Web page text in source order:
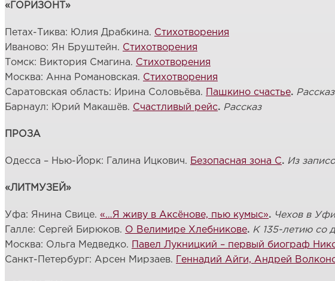
«ГОРИЗОНТ»
Петах-Тиква: Юлия Драбкина. Стихотворения
Иваново: Ян Бруштейн. Стихотворения
Томск: Виктория Смагина. Стихотворения
Москва: Анна Романовская. Стихотворения
Саратовская область: Ирина Соловьёва. Пашкино счастье. Рассказ
Барнаул: Юрий Макашёв. Счастливый рейс. Рассказ
ПРОЗА
Одесса – Нью-Йорк: Галина Ицкович. Безопасная зона С. Из
«ЛИТМУЗЕЙ»
Уфа: Янина Свице. «…Я живу в Аксёнове, пью кумыс». Чехов в
Галле: Сергей Бирюков. О Велимире Хлебникове. К 135-летию со
Москва: Ольга Медведко. Павел Лукницкий – первый биограф
Санкт-Петербург: Арсен Мирзаев. Геннадий Айги, Андрей